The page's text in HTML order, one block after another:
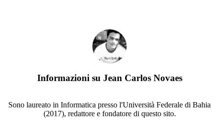
Informazioni su Jean Carlos Novaes
Sono laureato in Informatica presso l'Università Federale di Bahia
(2017), redattore e fondatore di questo sito.